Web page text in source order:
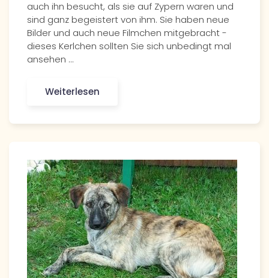
auch ihn besucht, als sie auf Zypern waren und
sind ganz begeistert von ihm. Sie haben neue
Bilder und auch neue Filmchen mitgebracht -
dieses Kerlchen sollten Sie sich unbedingt mal
ansehen ...
Weiterlesen